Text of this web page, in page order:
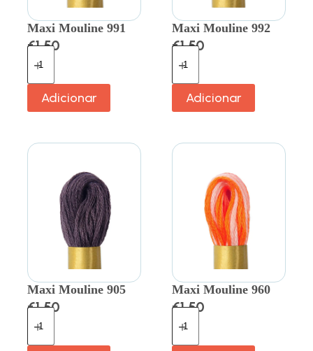
Maxi Mouline 991
€1.50
Adicionar
Maxi Mouline 992
€1.50
Adicionar
Maxi Mouline 905
€1.50
Maxi Mouline 960
€1.50